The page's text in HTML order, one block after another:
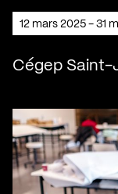
12 mars 2025 - 31
Cégep Saint-